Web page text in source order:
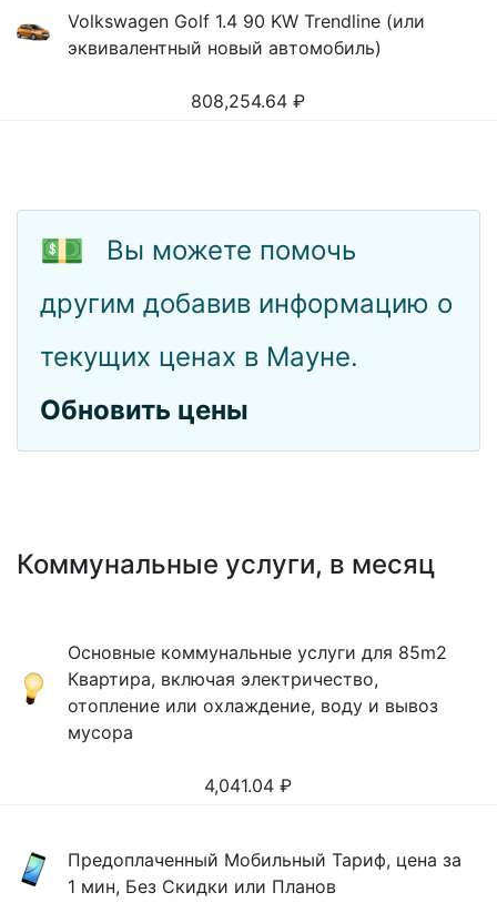
Volkswagen Golf 1.4 90 KW Trendline (или
эквивалентный новый автомобиль)
808,254.64 ₽
💵
Вы можете помочь
другим добавив информацию о
текущих ценах в Мауне.
Обновить цены
Коммунальные услуги, в месяц
Основные коммунальные услуги для 85m2
Квартира, включая электричество,
отопление или охлаждение, воду и вывоз
мусора
4,041.04 ₽
Предоплаченный Мобильный Тариф, цена за
1 мин, Без Скидки или Планов